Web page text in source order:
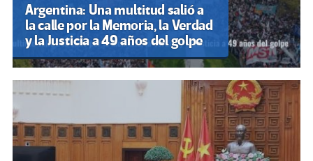
Argentina: Una multitud salió a
la calle por la Memoria, la Verdad
y la Justicia a 49 años del golpe